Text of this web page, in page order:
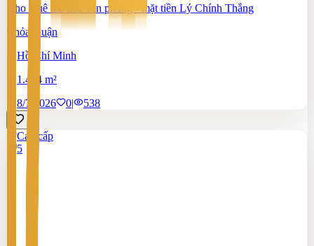
Cho thuê tòa nhà văn phòng - mặt tiền Lý Chính Thắng
Thỏa thuận
Hồ Chí Minh
1.464 m²
8/7/2026
0| 538
Cao cấp
5